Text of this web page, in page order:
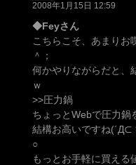
2008年1月15日 12:59
◆Feyさん
こちらこそ、あまりお
＾；
何かやりながらだと、
ｗ
>>圧力鍋
ちょっとWebで圧力鍋
結構お高いですね
○
もっとお手軽に買える